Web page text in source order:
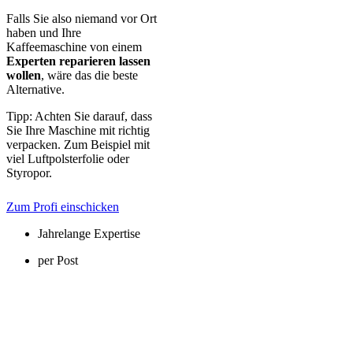
Falls Sie also niemand vor Ort
haben und Ihre
Kaffeemaschine von einem
Experten reparieren lassen
wollen, wäre das die beste
Alternative.
Tipp: Achten Sie darauf, dass
Sie Ihre Maschine mit richtig
verpacken. Zum Beispiel mit
viel Luftpolsterfolie oder
Styropor.
Zum Profi einschicken
Jahrelange Expertise
per Post